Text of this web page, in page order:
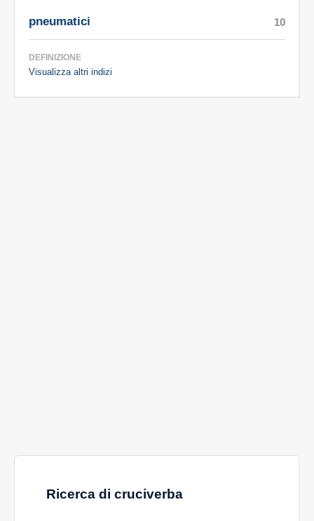
pneumatici
DEFINIZIONE
Visualizza altri indizi
10
Ricerca di cruciverba